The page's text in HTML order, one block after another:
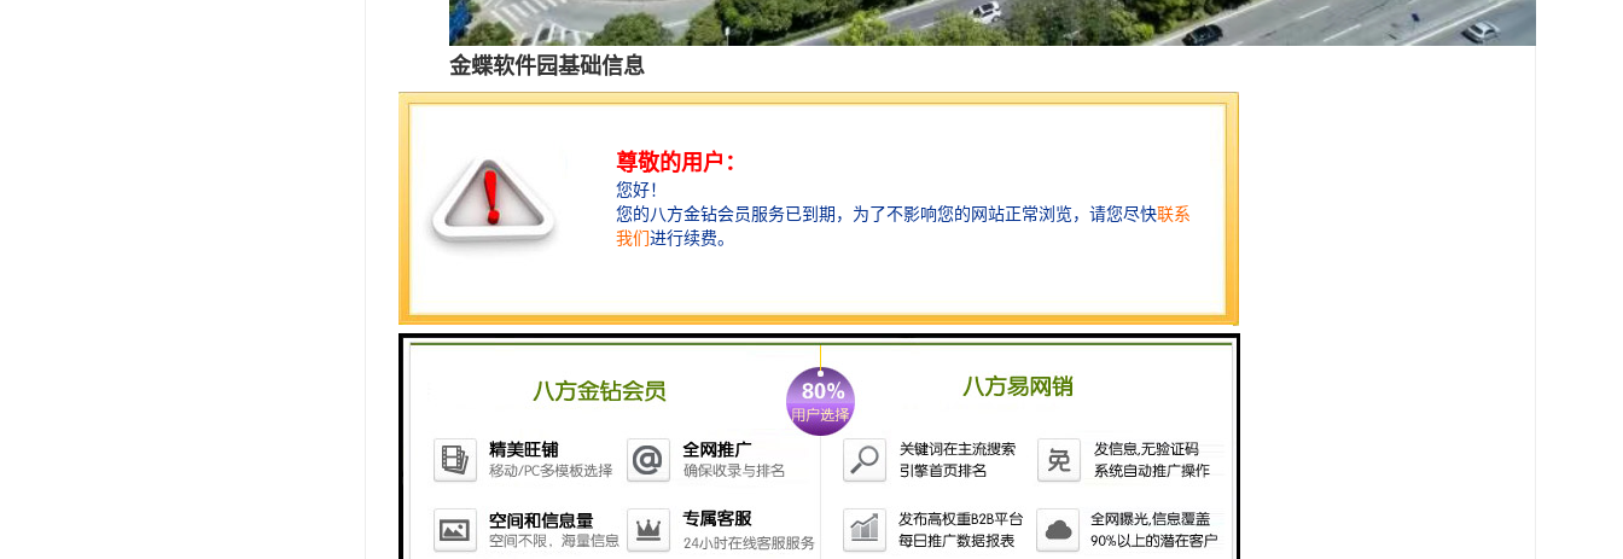
金蝶软件园基础信息
物业类型：写字楼
租金价格：105.0-130.0元/m月
竣工年月：2007年6月
地址：深圳市南山区南山科技南区高新南十二路2号
开发商：金蝶国际软件集团有限公司
物业管理：深圳市卓越物业
楼层：4层
车位费：350元/月
总建筑面积：75000平方米